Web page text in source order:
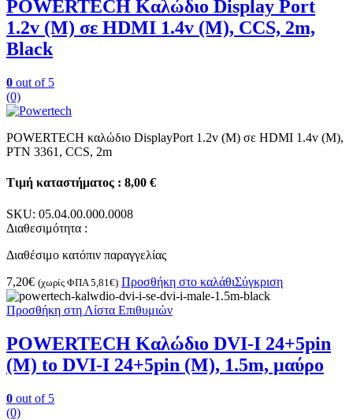
POWERTECH Καλώδιο Display Port
1.2v (M) σε HDMI 1.4v (M), CCS, 2m,
Black
0 out of 5
(0)
POWERTECH καλώδιο DisplayPort 1.2v (M) σε HDMI 1.4v (M),
PTN 3361, CCS, 2m
Τιμή καταστήματος : 8,00 €
SKU: 05.04.00.000.0008
Διαθεσιμότητα :
Διαθέσιμο κατόπιν παραγγελίας
7,20€ (χωρίς ΦΠΑ 5,81 €) Προσθήκη στο καλάθιΣύγκριση
Προσθήκη στη Λίστα Επιθυμιών
POWERTECH Καλώδιο DVI-I 24+5pin
(M) to DVI-I 24+5pin (M), 1.5m, μαύρο
0 out of 5
(0)